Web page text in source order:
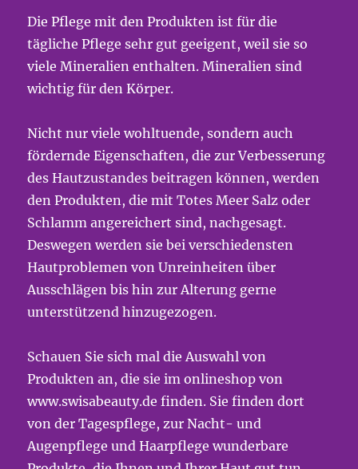
Die Pflege mit den Produkten ist für die
tägliche Pflege sehr gut geeigent, weil sie so
viele Mineralien enthalten. Mineralien sind
wichtig für den Körper.
Nicht nur viele wohltuende, sondern auch
fördernde Eigenschaften, die zur Verbesserung
des Hautzustandes beitragen können, werden
den Produkten, die mit Totes Meer Salz oder
Schlamm angereichert sind, nachgesagt.
Deswegen werden sie bei verschiedensten
Hautproblemen von Unreinheiten über
Ausschlägen bis hin zur Alterung gerne
unterstützend hinzugezogen.
Schauen Sie sich mal die Auswahl von
Produkten an, die sie im onlineshop von
www.swisabeauty.de finden. Sie finden dort
von der Tagespflege, zur Nacht- und
Augenpflege und Haarpflege wunderbare